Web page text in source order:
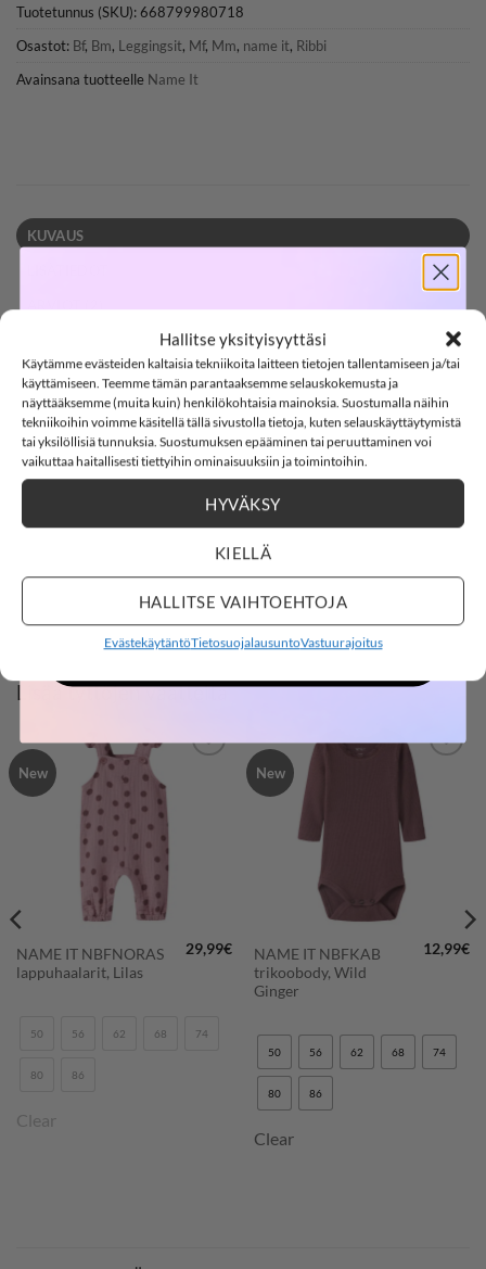
Hallitse yksityisyyttäsi
Käytämme evästeiden kaltaisia tekniikoita laitteen tietojen tallentamiseen ja/tai
käyttämiseen. Teemme tämän parantaaksemme selauskokemusta ja
näyttääksemme (muita kuin) henkilökohtaisia mainoksia. Suostumalla näihin
tekniikoihin voimme käsitellä tällä sivustolla tietoja, kuten selauskäyttäytymistä
tai yksilöllisiä tunnuksia. Suostumuksen epääminen tai peruuttaminen voi
vaikuttaa haitallisesti tiettyihin ominaisuuksiin ja toimintoihin.
HYVÄKSY
KIELLÄ
HALLITSE VAIHTOEHTOJA
EvästekäytäntöTietosuojalausuntoVastuurajoitus
Tuotetunnus (SKU):668799980718
Osastot: Bf, Bm, Leggingsit, Mf, Mm, name it, Ribbi
Avainsana tuotteelle Name It
KUVAUS
ARVIOT (2)
name it NBNKAB leggingsit, Toasted Coconut
MELANGE
name it NBNKAB leggingsit, jossa pehmeä ribbineulos.
Materiaali: 57% luomupuuvillaa,38% modaal ja 5%
Väri: Toasted Coconut/Melange
Hoito: 40°C konepesu
Lisää tyttöjen vaatteita
New
LISÄÄ
SUOSIKKEIHIN
NAME IT NBFNORAS
lappuhaalarit, Lilas
29,99€
50 56 62 68 74
80 86
Clear
New
LISÄÄ
SUOSIKKEIHIN
NAME IT NBFKAB
trikoobody, Wild
Ginger
12,99€
50 56 62 68 74
80 86
Clear
SOFTSHELL
-15%
15% ALENNUS KOODILLA:SOFTSHELL15
Countdown ends in:
0319
hours
::25
25
minutes
:42
seconds